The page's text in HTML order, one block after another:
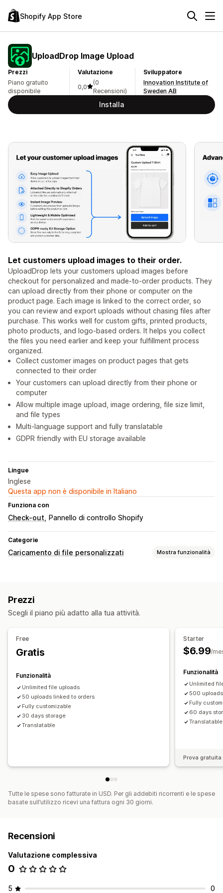
Shopify App Store
UploadDrop Image Upload
Prezzi
Piano gratuito
disponibile
Valutazione
0,0
(0
Recensioni)
Sviluppatore
Innovation Institute of
Sweden AB
Installa
Let customers upload images to their order.
UploadDrop lets your customers upload images before
checkout for personalized and made-to-order products. They
can upload directly from their phone or computer on the
product page. Each image is linked to the correct order, so
you can review and export uploads without chasing files after
purchase. This works well for custom gifts, printed products,
photo products, and logo-based orders. It helps you collect
the files you need earlier and keep your fulfillment process
organized.
Collect customer images on product pages that gets
connected to their order
Your customers can upload directly from their phone or
computer
Allow multiple image upload, image ordering, file size limit,
and file types
Multi-language support and fully translatable
GDPR friendly with EU storage available
Lingue
Inglese
Questa app non è disponibile in Italiano
Funziona con
Check-out Pannello di controllo Shopify
Categorie
Caricamento di file personalizzati Mostra funzionalità
Prezzi
Scegli il piano più adatto alla tua attività.
Free
Gratis
Funzionalità
Unlimited file uploads
50 uploads linked to orders
Fully customizable
30 days storage
Translatable
Starter
$6.99/
Funzionalità
Unlimited
500
Fully
60 days
Translatable
Prova
Tutte le spese sono fatturate in USD. Per gli addebiti ricorrenti e le spese
basate sull’utilizzo ricevi una fattura ogni 30 giorni.
Recensioni
Valutazione complessiva
0
5 0